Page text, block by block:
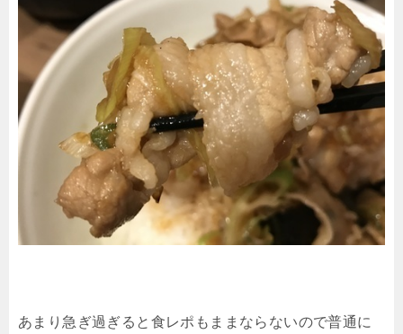
あまり急ぎ過ぎると食レポもままならないので普通に